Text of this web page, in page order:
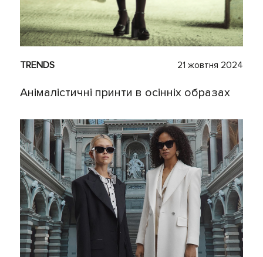
TRENDS 21 жовтня 2024
Анімалістичні принти в осінніх образах